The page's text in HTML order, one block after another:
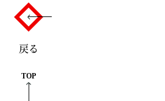
戻る
TOP